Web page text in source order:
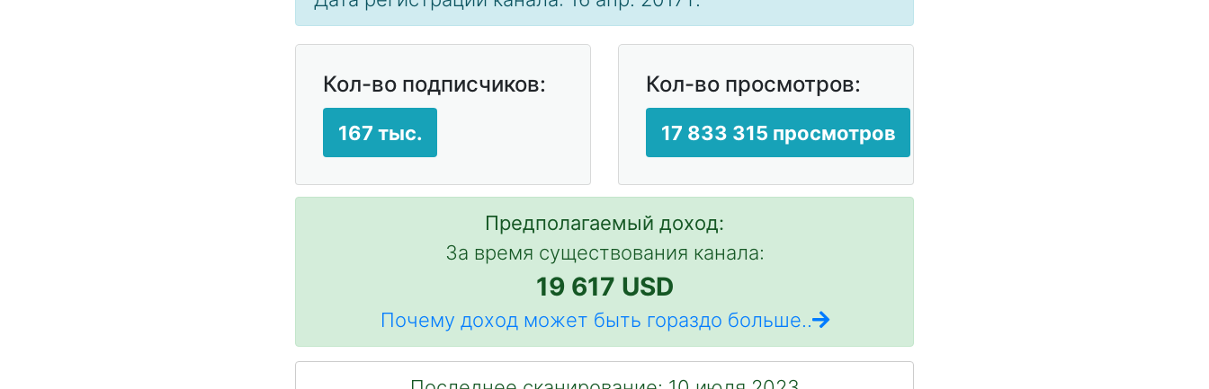
Кол-во подписчиков:
167 тыс.
Кол-во просмотров:
17 833 315 просмотров
Предполагаемый доход:
За время существования канала:
19 617 USD
Почему доход может быть гораздо больше..